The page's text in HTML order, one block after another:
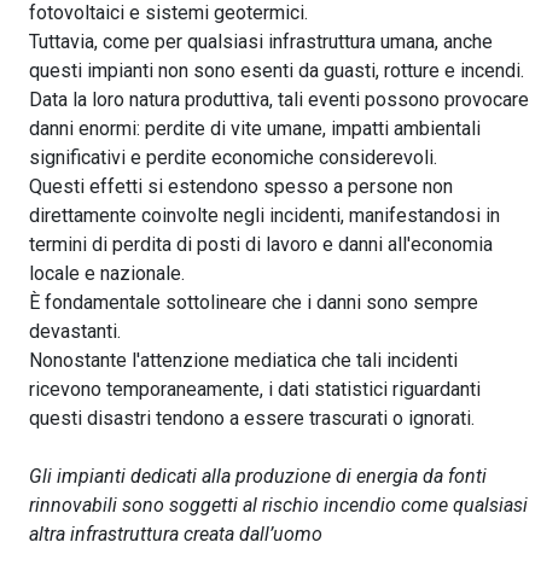
fotovoltaici e sistemi geotermici.
Tuttavia, come per qualsiasi infrastruttura umana, anche
questi impianti non sono esenti da guasti, rotture e incendi.
Data la loro natura produttiva, tali eventi possono provocare
danni enormi: perdite di vite umane, impatti ambientali
significativi e perdite economiche considerevoli.
Questi effetti si estendono spesso a persone non
direttamente coinvolte negli incidenti, manifestandosi in
termini di perdita di posti di lavoro e danni all'economia
locale e nazionale.
È fondamentale sottolineare che i danni sono sempre
devastanti.
Nonostante l'attenzione mediatica che tali incidenti
ricevono temporaneamente, i dati statistici riguardanti
questi disastri tendono a essere trascurati o ignorati.
Gli impianti dedicati alla produzione di energia da fonti
rinnovabili sono soggetti al rischio incendio come qualsiasi
altra infrastruttura creata dall’uomo